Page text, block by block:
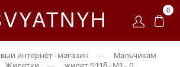
0
интернет-магазин —
Мальчикам